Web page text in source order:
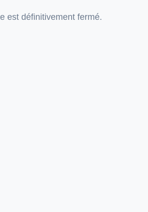
est définitivement fermé.